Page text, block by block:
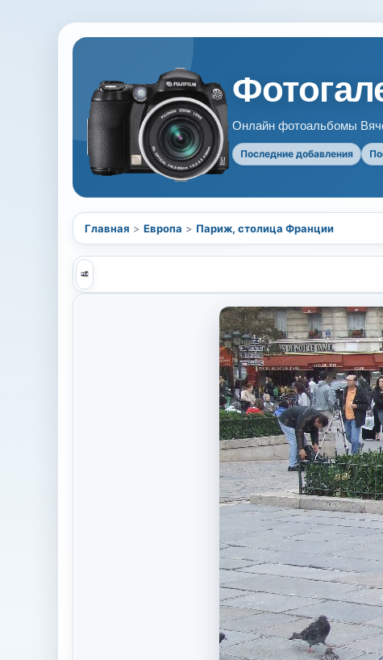
Онлайн фотоальбомы
Последние добавления
Главная > Европа > Париж, столица Франции